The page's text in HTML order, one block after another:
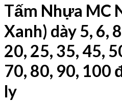
Tấm Nhựa MC
Xanh) dày 5, 6,
20, 25, 35, 45,
70, 80, 90, 100
ly